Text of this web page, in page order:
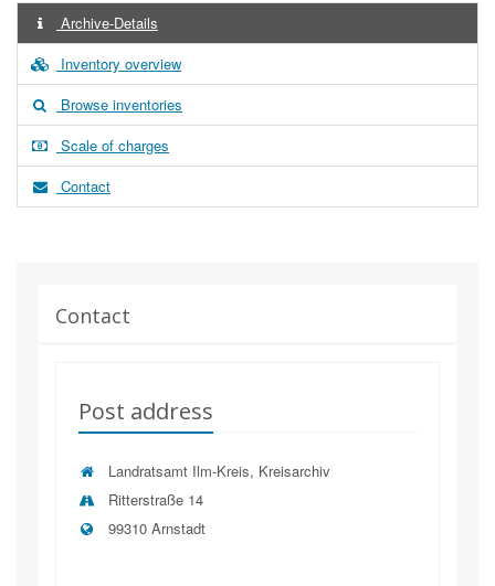
Archive-Details
Inventory overview
Browse inventories
Scale of charges
Contact
Contact
Post address
Landratsamt Ilm-Kreis, Kreisarchiv
Ritterstraße 14
99310 Arnstadt